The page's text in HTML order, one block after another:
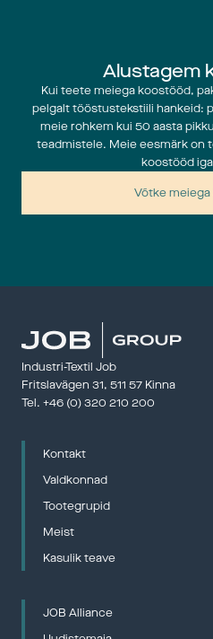
Alustagem
Kui teete meiega koostööd,
pelgalt tööstustekstiili hankeid:
meie rohkem kui 50 aasta
teadmistele. Meie eesmärk on
koostööd
Võtke
Industri-Textil Job
Fritslavägen 31, 511 57 Kinna
Tel. +46 (0) 320 210 200
Kontakt
Valdkonnad
Tootegrupid
Meist
Kasulik teave
JOB Alliance